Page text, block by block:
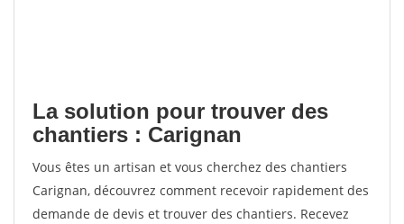
La solution pour trouver des
chantiers : Carignan
Vous êtes un artisan et vous cherchez des chantiers
Carignan, découvrez comment recevoir rapidement des
demande de devis et trouver des chantiers. Recevez